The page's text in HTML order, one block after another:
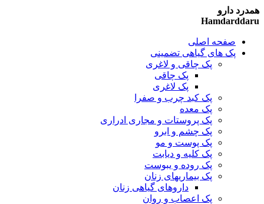
همدرد دارو
Hamdarddaru
صفحه اصلی
پک های گیاهی تضمینی
پک چاقی و لاغری
پک چاقی
پک لاغری
پک کبد چرب و صفرا
پک معده
پک پروستات و مجاری ادراری
پک چشم و ابرو
پک پوست و مو
پک کلیه و دیابت
پک روده و یبوست
پک بیماریهای زنان
داروهای گیاهی زنان
پک اعصاب و روان